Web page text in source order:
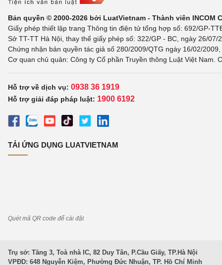
Bản quyền © 2000-2026 bởi LuatVietnam - Thành viên INCOM
Giấy phép thiết lập trang Thông tin điện tử tổng hợp số: 692/GP-
Sở TT-TT Hà Nội, thay thế giấy phép số: 322/GP - BC, ngày 26/
Chứng nhận bản quyền tác giả số 280/2009/QTG ngày 16/02/
Cơ quan chủ quản: Công ty Cổ phần Truyền thông Luật Việt Nam.
Hỗ trợ về dịch vụ: 0938 36 1919
Hỗ trợ giải đáp pháp luật: 1900 6192
TẢI ỨNG DỤNG LUATVIETNAM
Quét mã QR code để cài đặt
Trụ sở: Tầng 3, Toà nhà IC, 82 Duy Tân, P.Cầu Giấy, TP.Hà Nội
VPĐD: 648 Nguyễn Kiệm, Phường Đức Nhuận, TP. Hồ Chí Minh